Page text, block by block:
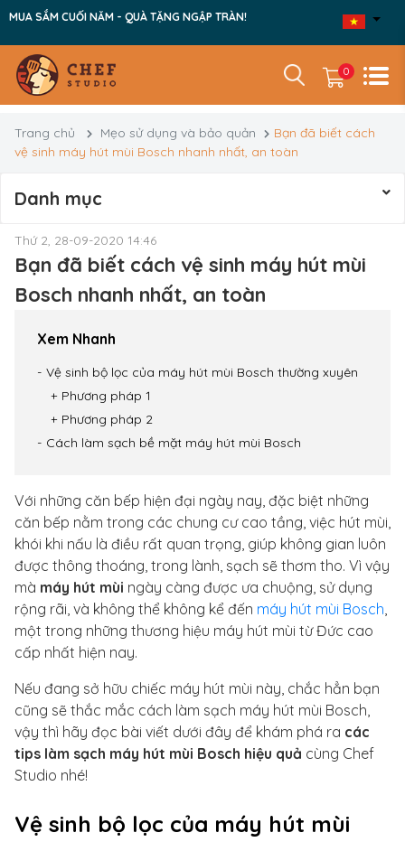
MUA SẮM CUỐI NĂM - QUÀ TẶNG NGẬP TRÀN!
0
Trang chủ Mẹo sử dụng và bảo quản
Bạn đã biết cách
vệ sinh máy hút mùi Bosch nhanh nhất, an toàn
Danh mục
Thứ 2, 28-09-2020 14:46
Bạn đã biết cách vệ sinh máy hút mùi
Bosch nhanh nhất, an toàn
Xem Nhanh
Vệ sinh bộ lọc của máy hút mùi Bosch thường xuyên
Phương pháp 1
Phương pháp 2
Cách làm sạch bề mặt máy hút mùi Bosch
Với những căn bếp hiện đại ngày nay, đặc biệt những
căn bếp nằm trong các chung cư cao tầng, việc hút mùi,
khói khi nấu là điều rất quan trọng, giúp không gian luôn
được thông thoáng, trong lành, sạch sẽ thơm tho. Vì vậy
mà máy hút mùi ngày càng được ưa chuộng, sử dụng
rộng rãi, và không thể không kể đến máy hút mùi Bosch,
một trong những thương hiệu máy hút mùi từ Đức cao
cấp nhất hiện nay.
Nếu đang sở hữu chiếc máy hút mùi này, chắc hẳn bạn
cũng sẽ thắc mắc cách làm sạch máy hút mùi Bosch,
vậy thì hãy đọc bài viết dưới đây để khám phá ra các
tips làm sạch máy hút mùi Bosch hiệu quả cùng Chef
Studio nhé!
Vệ sinh bộ lọc của máy hút mùi